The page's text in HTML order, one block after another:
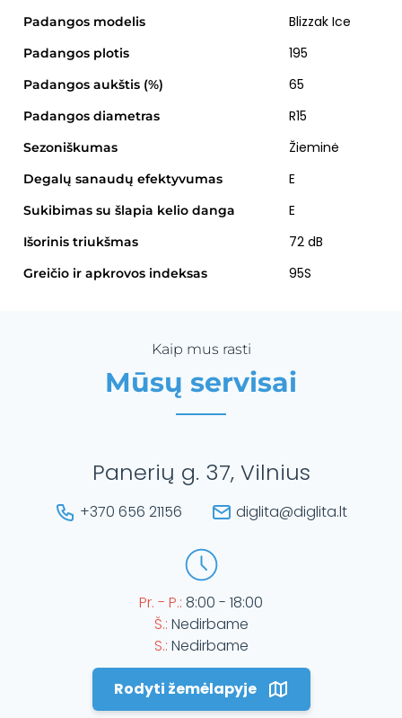
Padangos modelis Blizzak Ice
Padangos plotis 195
Padangos aukštis (%) 65
Padangos diametras R15
Sezoniškumas Žieminė
Degalų sanaudų efektyvumas E
Sukibimas su šlapia kelio danga E
Išorinis triukšmas 72 dB
Greičio ir apkrovos indeksas 95S
Kaip mus rasti
Mūsų servisai
Panerių g. 37, Vilnius
+370 656 21156 diglita@diglita.lt
Pr. - P.: 8:00 - 18:00
Š.: Nedirbame
S.: Nedirbame
Rodyti žemėlapyje